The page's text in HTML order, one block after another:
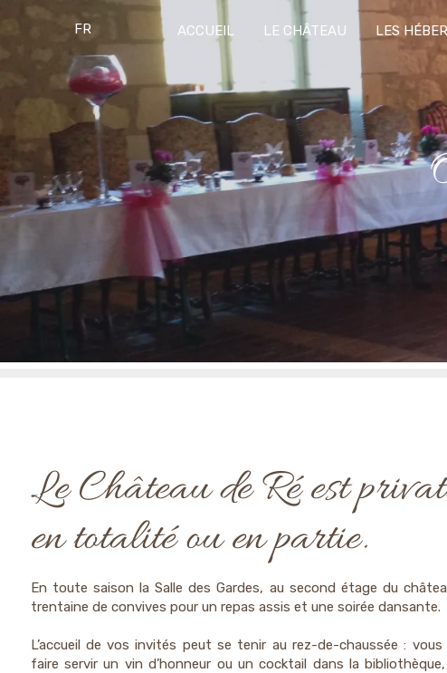
FR ACCUEIL LE CHÂTEAU LES
Le Château de Ré est
en totalité ou en partie.
En toute saison la Salle des Gardes, au second étage du
trentaine de convives pour un repas assis et une soirée dansante.
L’accueil de vos invités peut se tenir au rez-de-chaussée : vous
faire servir un vin d’honneur ou un cocktail dans la